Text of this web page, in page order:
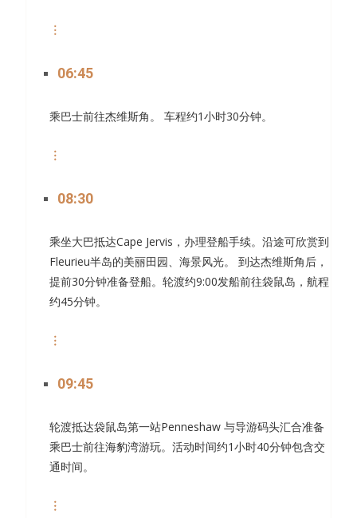
︙
06:45
乘巴士前往杰维斯角。 车程约1小时30分钟。
︙
08:30
乘坐大巴抵达Cape Jervis，办理登船手续。沿途可欣赏到
Fleurieu半岛的美丽田园、海景风光。 到达杰维斯角后，
提前30分钟准备登船。轮渡约9:00发船前往袋鼠岛，航程
约45分钟。
︙
09:45
轮渡抵达袋鼠岛第一站Penneshaw 与导游码头汇合准备
乘巴士前往海豹湾游玩。活动时间约1小时40分钟包含交
通时间。
︙